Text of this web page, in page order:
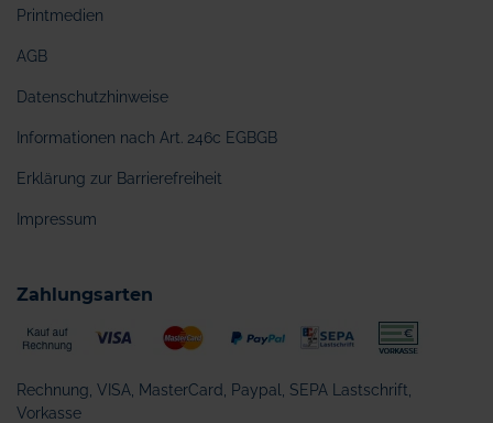
Printmedien
AGB
Datenschutzhinweise
Informationen nach Art. 246c EGBGB
Erklärung zur Barrierefreiheit
Impressum
Zahlungsarten
Rechnung, VISA, MasterCard, Paypal, SEPA Lastschrift,
Vorkasse